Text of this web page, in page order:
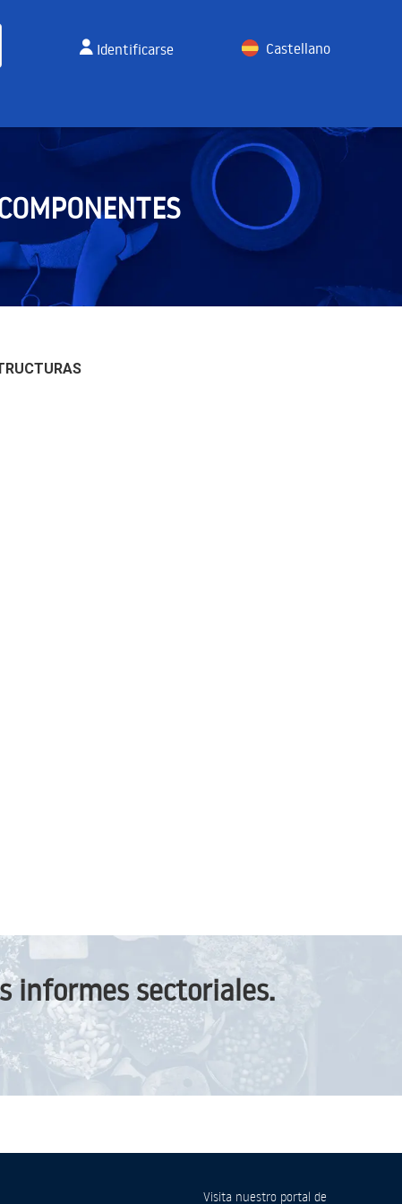
Identificarse
Castellano
informes sectoriales.
Visita nuestro portal de